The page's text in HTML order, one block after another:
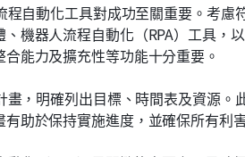
程自動化工具對成功至關重要。考慮
機器人流程自動化（RPA）工具，
能力及擴充性等功能十分重要。
畫，明確列出目標、時間表及資源。
助於保持實施進度，並確保所有利